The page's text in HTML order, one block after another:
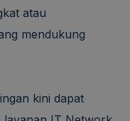
atau
mendukung
kini dapat